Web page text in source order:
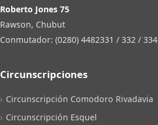
Roberto Jones 75
Rawson, Chubut
Conmutador: (0280) 4482331 / 332 / 334
Circunscripciones
Circunscripción Comodoro Rivadavia
Circunscripción Esquel